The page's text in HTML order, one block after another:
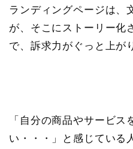
ランディングページは、
が、そこにストーリー化
で、訴求力がぐっと上が
「自分の商品やサービ
い・・・」と感じている